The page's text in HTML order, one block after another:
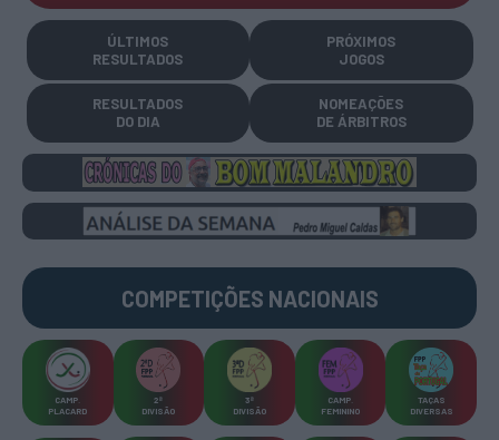
ÚLTIMOS
RESULTADOS
PRÓXIMOS
JOGOS
RESULTADOS
DO DIA
NOMEAÇÕES
DE ÁRBITROS
COMPETIÇÕES NACIONAIS
CAMP
PLACARD
2ª
DIVISÃO
3ª
DIVISÃO
CAMP
FEMININO
TAÇAS
DIVERSAS